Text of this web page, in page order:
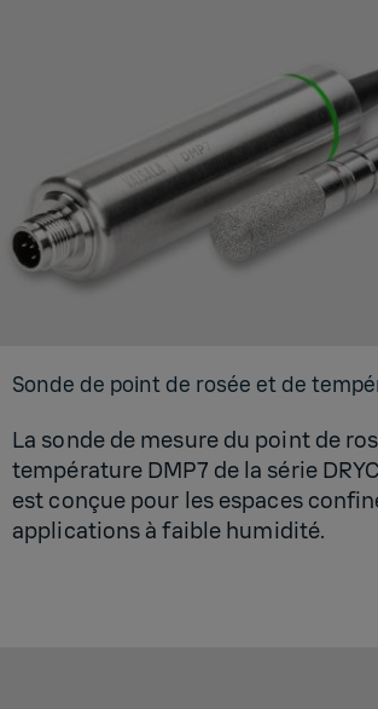
Sonde de point de rosée et de
La sonde de mesure du point de
température DMP7 de la série
est conçue pour les espaces
applications à faible humidité.